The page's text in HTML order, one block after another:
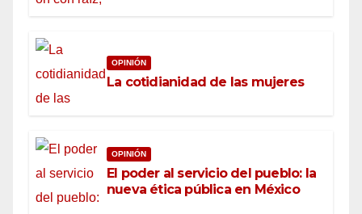
OPINIÓN
La cotidianidad de las mujeres
OPINIÓN
El poder al servicio del pueblo: la
nueva ética pública en México